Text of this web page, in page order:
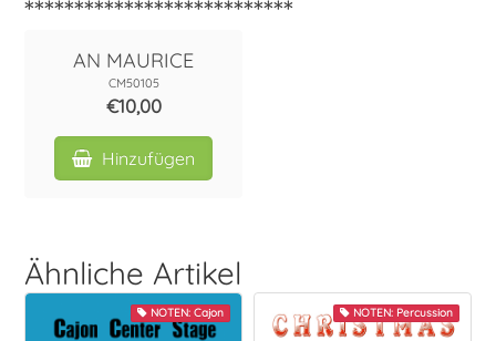
Vokal
***************************
AN MAURICE
CM50105
€10,00
Hinzufügen
Ähnliche Artikel
NOTEN: Cajon NOTEN: Percussion